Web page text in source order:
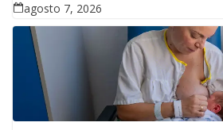
agosto 7, 2026